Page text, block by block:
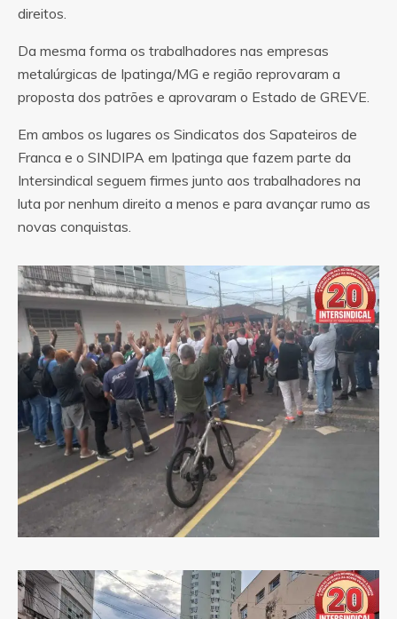
direitos.
Da mesma forma os trabalhadores nas empresas
metalúrgicas de Ipatinga/MG e região reprovaram a
proposta dos patrões e aprovaram o Estado de GREVE.
Em ambos os lugares os Sindicatos dos Sapateiros de
Franca e o SINDIPA em Ipatinga que fazem parte da
Intersindical seguem firmes junto aos trabalhadores na
luta por nenhum direito a menos e para avançar rumo as
novas conquistas.